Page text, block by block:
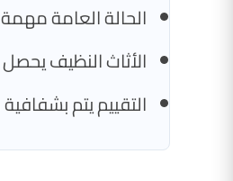
الحالة العامة
الأثاث النظيف
التقييم يتم